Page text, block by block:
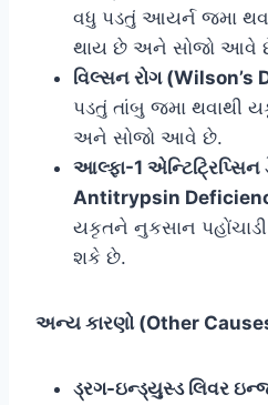
વધુ પડતું આયર્ન જમા
થાય છે અને સોજો આવે
વિલ્સન રોગ (Wilson’s
પડતું તાંબુ જમા થવાથી
અને સોજો આવે છે.
આલ્ફા-1 એન્ટિટ્રિપ્સિન
Antitrypsin
યકૃતને નુકસાન
શકે છે.
અન્ય કારણો (Other
ડ્રગ-ઇન્ડ્યુસ્ડ લિવર